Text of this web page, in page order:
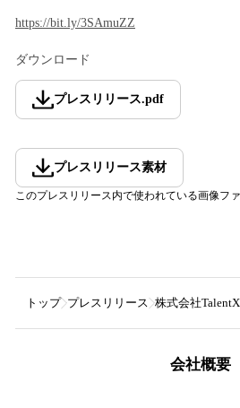
https://bit.ly/3SAmuZZ
ダウンロード
プレスリリース.pdf
プレスリリース素材
このプレスリリース内で使われている画像フ
トップ プレスリリース 株式会社TalentX
会社概要